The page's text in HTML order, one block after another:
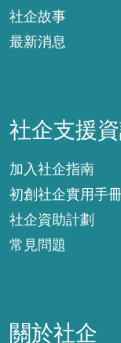
社企故事
最新消息
社企支援
加入社企指南
初創社企實用手
社企資助計劃
常見問題
關於社企